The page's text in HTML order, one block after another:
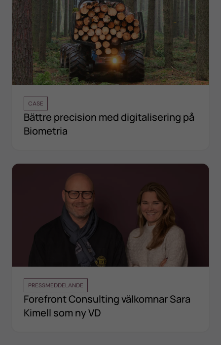
CASE
Bättre precision med digitalisering på
Biometria
PRESSMEDDELANDE
Forefront Consulting välkomnar Sara
Kimell som ny VD